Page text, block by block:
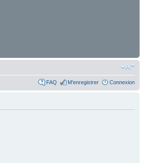
FAQ M’enregistrer Connexion